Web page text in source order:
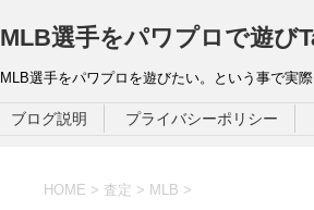
MLB選手をパワプロで遊び
MLB選手をパワプロを遊びたい。という事で実
ブログ説明 プライバシーポリシー
HOME > 査定 > MLB >